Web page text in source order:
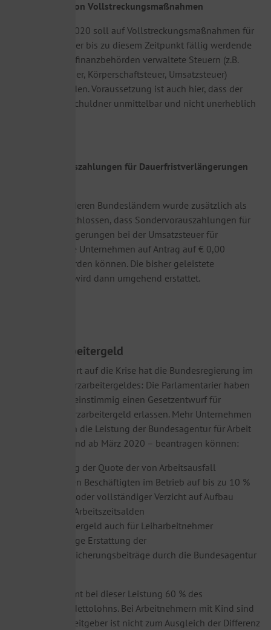
c) Aussetzung von Vollstreckungsmaßnahmen
Bis zum 31.12.2020 soll auf Vollstreckungsmaßnahmen für
rückständige oder bis zu diesem Zeitpunkt fällig werdende
von den Landesfinanzbehörden verwaltete Steuern (z.B.
Einkommensteuer, Körperschaftsteuer, Umsatzsteuer)
abgesehen werden. Voraussetzung ist auch hier, dass der
Vollstreckungsschuldner unmittelbar und nicht unerheblich
d) Sondervorauszahlungen für Dauerfristverlängerungen
In NRW und anderen Bundesländern wurde zusätzlich als
Maßnahme beschlossen, dass Sondervorauszahlungen für
Dauerfristverlängerungen bei der Umsatzsteuer für
krisenbetroffene Unternehmen auf Antrag auf € 0,00
herabsetzen werden können. Die bisher geleistete
Vorauszahlung wird dann umgehend erstattet.
Kurzarbeitergeld
Ebenfalls reagiert auf die Krise hat die Bundesregierung im
Rahmen des Kurzarbeitergeldes: Die Parlamentarier haben
am 13.03.2020 einstimmig einen Gesetzentwurf für
erleichtertes Kurzarbeitergeld erlassen. Mehr Unternehmen
als bisher sollen die Leistung der Bundesagentur für Arbeit
(BA) – rückwirkend ab März 2020 – beantragen können:
Absenkung der Quote der von Arbeitsausfall
betroffenen Beschäftigten im Betrieb auf bis zu 10 %
teilweiser oder vollständiger Verzicht auf Aufbau
negativer Arbeitszeitsalden
Kurzarbeitergeld auch für Leiharbeitnehmer
vollständige Erstattung der
Sozialversicherungsbeiträge durch die Bundesagentur
Die BA übernimmt bei dieser Leistung 60 % des
ausgefallenen Nettolohns. Bei Arbeitnehmern mit Kind sind
es 67 %. Der Arbeitgeber ist nicht zum Ausgleich der Differenz